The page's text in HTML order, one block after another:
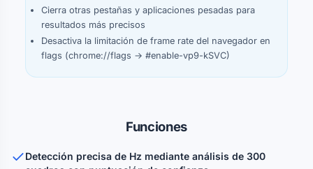
Cierra otras pestañas y aplicaciones pesadas para
resultados más precisos
Desactiva la limitación de frame rate del navegador en
flags (chrome://flags → #enable-vp9-kSVC)
Funciones
Detección precisa de Hz mediante análisis de 300